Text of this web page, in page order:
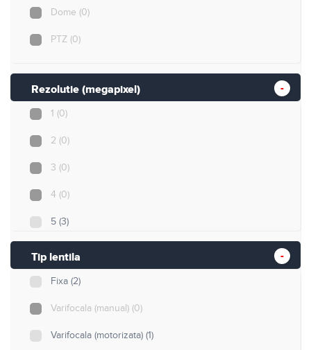
Dome (0)
PTZ (0)
Rezolutie (megapixel)
1 (0)
2 (0)
3 (0)
4 (0)
5 (3)
8
Tip lentila
Fixa (2)
Varifocala (manual) (0)
Varifocala (motorizata) (1)